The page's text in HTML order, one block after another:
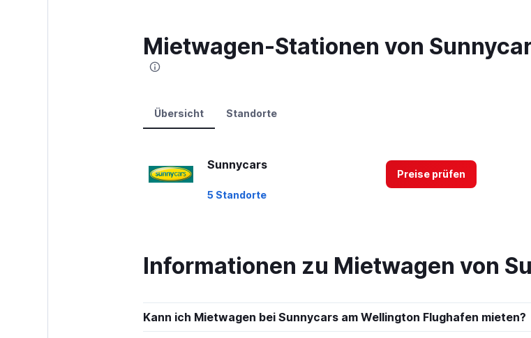
axis
displaying
values.
to
120.
Mietwagen-Stationen von
Übersicht Standorte
Sunnycars
5 Standorte
Preise prüfen
Informationen zu Mietwagen von
Kann ich Mietwagen bei Sunnycars am Wellington Flughafen mieten?